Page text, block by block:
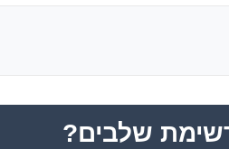
שלבים?